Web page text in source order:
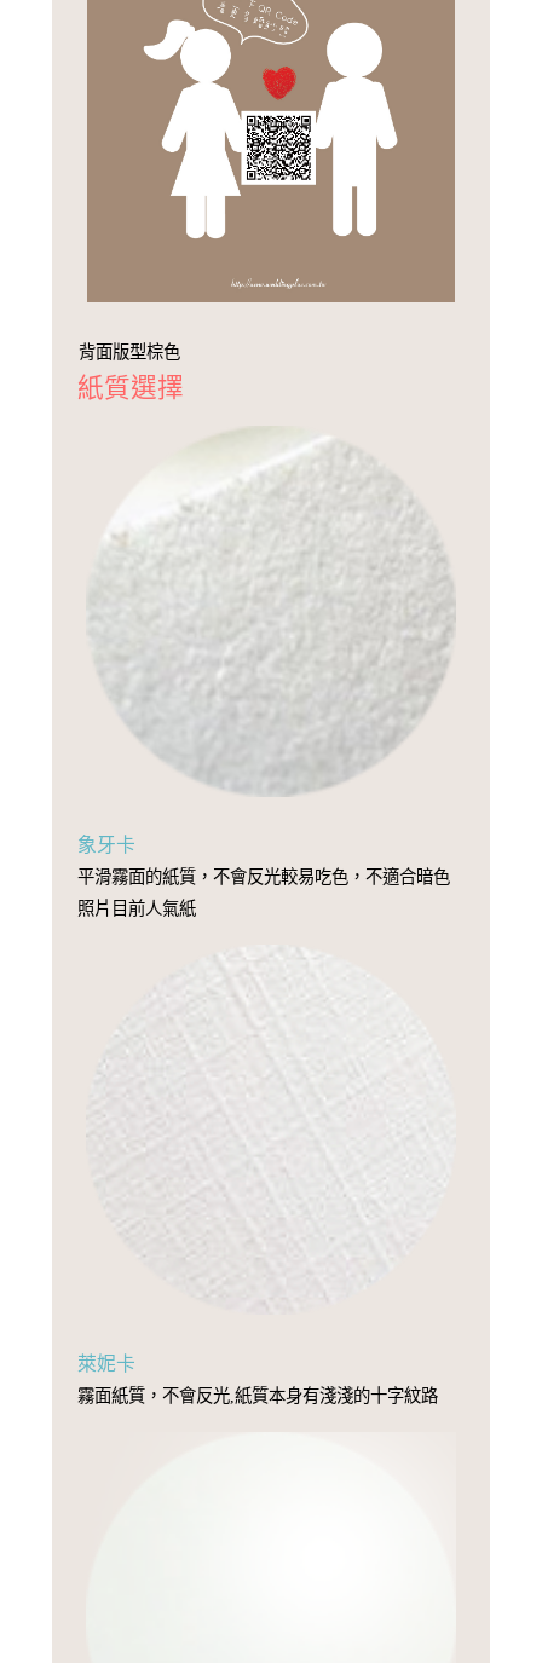
背面版型棕色
紙質選擇
象牙卡
平滑霧面的紙質，不會反光較易吃色，不適合暗色
照片目前人氣紙
萊妮卡
霧面紙質，不會反光,紙質本身有淺淺的十字紋路